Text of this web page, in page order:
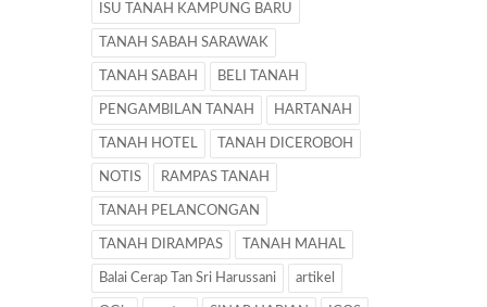
ISU TANAH KAMPUNG BARU
TANAH SABAH SARAWAK
TANAH SABAH BELI TANAH
PENGAMBILAN TANAH HARTANAH
TANAH HOTEL TANAH DICEROBOH
NOTIS RAMPAS TANAH
TANAH PELANCONGAN
TANAH DIRAMPAS TANAH MAHAL
Balai Cerap Tan Sri Harussani artikel